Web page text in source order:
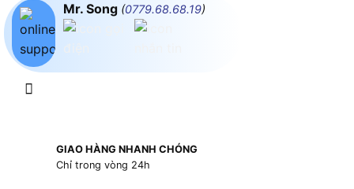
Mr. Song (0779.68.68.19)
GIAO HÀNG NHANH CHÓNG
Chỉ trong vòng 24h